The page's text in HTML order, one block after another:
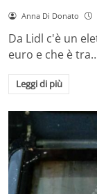
Anna Di Donato
Da Lidl c'è un
euro e che è
Leggi di più